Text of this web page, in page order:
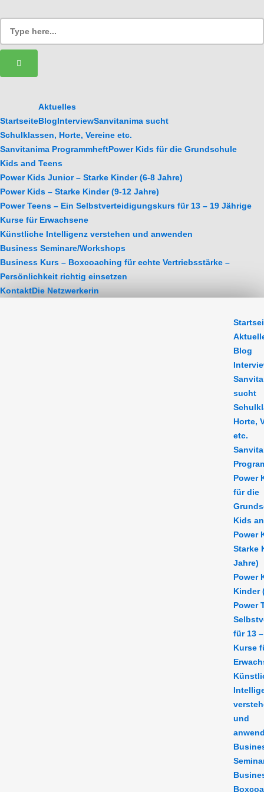
Startseite
Aktuelles
BlogInterviewSanvitanima sucht
Schulklassen, Horte, Vereine etc.
Sanvitanima ProgrammheftPower Kids für die Grundschule
Kids and Teens
Power Kids Junior – Starke Kinder (6-8 Jahre)
Power Kids – Starke Kinder (9-12 Jahre)
Power Teens – Ein Selbstverteidigungskurs für 13 – 19 Jährige
Kurse für Erwachsene
Künstliche Intelligenz verstehen und anwenden
Business Seminare/Workshops
Business Kurs – Boxcoaching für echte Vertriebsstärke –
Persönlichkeit richtig einsetzen
KontaktDie Netzwerkerin
Blog
sucht
Horte,
etc.
Power
für die
Kids
Power
Starke
Jahre)
Power
Kinder
Power
für 13
Kurse
und